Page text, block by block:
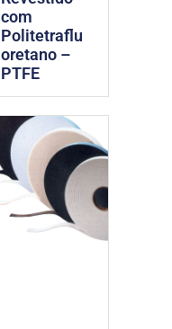
com
Politetraflu
oretano –
PTFE